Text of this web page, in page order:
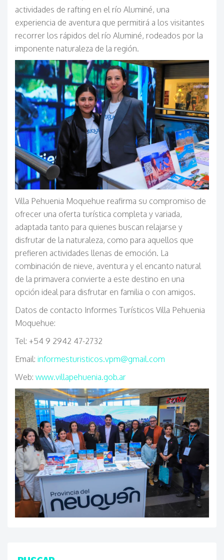
actividades de rafting en el río Aluminé, una
experiencia de aventura que permitirá a los visitantes
recorrer los rápidos del río Aluminé, rodeados por la
imponente naturaleza de la región.
Villa Pehuenia Moquehue reafirma su compromiso de
ofrecer una oferta turística completa y variada,
adaptada tanto para quienes buscan relajarse y
disfrutar de la naturaleza, como para aquellos que
prefieren actividades llenas de emoción. La
combinación de nieve, aventura y el encanto natural
de la primavera convierte a este destino en una
opción ideal para disfrutar en familia o con amigos.
Datos de contacto Informes Turísticos Villa Pehuenia
Moquehue:
Tel: +54 9 2942 47-2732
Email: informesturisticos.vpm@gmail.com
Web: www.villapehuenia.gob.ar